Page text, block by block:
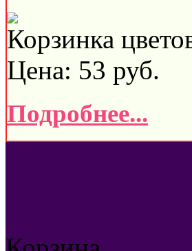
Корзинка
Цена: 53 руб.
Подробнее...